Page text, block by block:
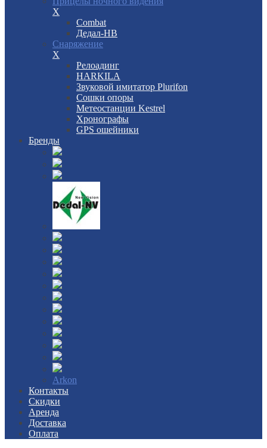
X
Combat
Дедал-НВ
Снаряжение
X
Релоадинг
HARKILA
Звуковой имитатор Plurifon
Сошки опоры
Метеостанции Kestrel
Хронографы
GPS ошейники
Бренды
Arkon
Контакты
Скидки
Аренда
Доставка
Оплата